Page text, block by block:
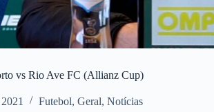
vs Rio Ave FC (Allianz Cup)
Futebol, Geral, Notícias